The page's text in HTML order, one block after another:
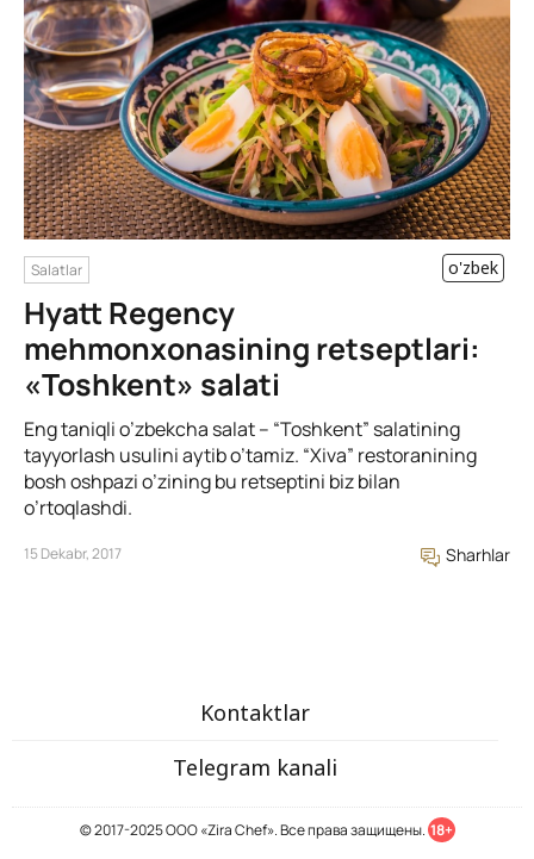
Salatlar o'zbek
Hyatt Regency
mehmonxonasining retseptlari:
«Toshkent» salati
Eng taniqli o’zbekcha salat – “Toshkent” salatining
tayyorlash usulini aytib o’tamiz. “Xiva” restoranining
bosh oshpazi o’zining bu retseptini biz bilan
o’rtoqlashdi.
15 Dekabr, 2017 Sharhlar
Kontaktlar
Telegram kanali
© 2017-2025 ООО «Zira Chef». Все права защищены. 18+